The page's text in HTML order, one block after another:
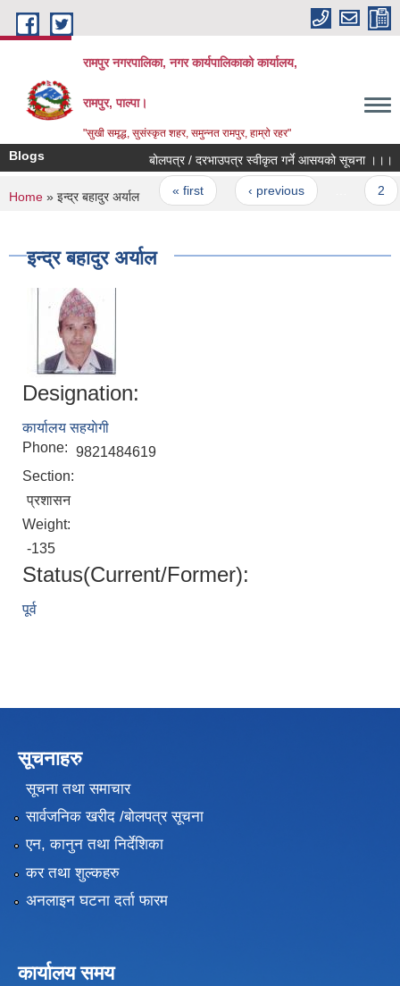
Skip to main content
रामपुर नगरपालिका, नगर कार्यपालिकाको कार्यालय,
रामपुर, पाल्पा।
"सुखी समृद्ध, सुसंस्कृत शहर, समुन्नत रामपुर, हाम्रो रहर"
Blogs बोलपत्र / दरभाउपत्र स्वीकृत गर्ने आसयको सूचना ।।।
Pages
« first ‹ previous
You are here
Home » इन्द्र बहादुर अर्याल
इन्द्र बहादुर अर्याल
Designation:
कार्यालय सहयाेगी
Phone: 9821484619
Section:
प्रशासन
Weight:
-135
Status(Current/Former):
पूर्व
सूचनाहरु
सूचना तथा समाचार
सार्वजनिक खरीद /बोलपत्र सूचना
एन, कानुन तथा निर्देशिका
कर तथा शुल्कहरु
अनलाइन घटना दर्ता फारम
कार्यालय समय